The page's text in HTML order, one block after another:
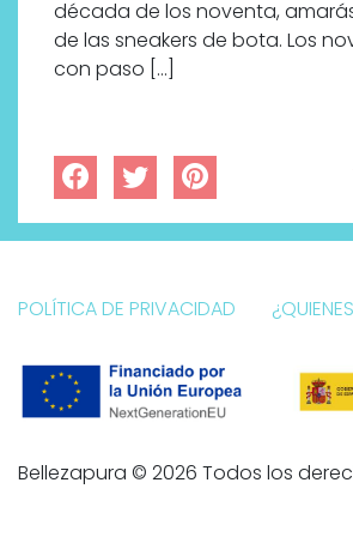
década de los noventa,
de las sneakers de bota. Los
con paso […]
POLÍTICA DE PRIVACIDAD
Bellezapura © 2026 Todos los